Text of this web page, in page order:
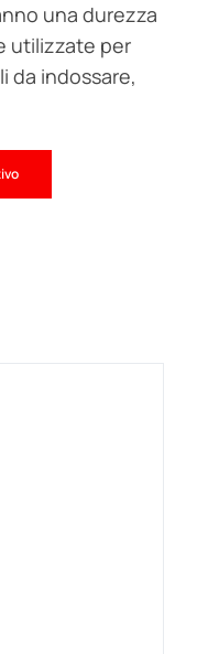
una durezza
utilizzate per
da indossare,